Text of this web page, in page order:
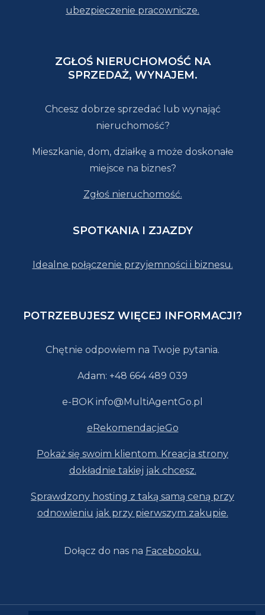
ubezpieczenie pracownicze.
ZGŁOŚ NIERUCHOMOŚĆ NA
SPRZEDAŻ, WYNAJEM.
Chcesz dobrze sprzedać lub wynająć
nieruchomość?
Mieszkanie, dom, działkę a może doskonałe
miejsce na biznes?
Zgłoś nieruchomość.
SPOTKANIA I ZJAZDY
Idealne połączenie przyjemności i biznesu.
POTRZEBUJESZ WIĘCEJ INFORMACJI?
Chętnie odpowiem na Twoje pytania.
Adam: +48 664 489 039
e-BOK info@MultiAgentGo.pl
eRekomendacjeGo
Pokaż się swoim klientom. Kreacja strony
dokładnie takiej jak chcesz.
Sprawdzony hosting z taką samą ceną przy
odnowieniu jak przy pierwszym zakupie.
Dołącz do nas na Facebooku.